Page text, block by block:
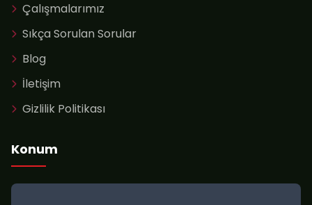
Çalışmalarımız
Sıkça Sorulan Sorular
Blog
İletişim
Gizlilik Politikası
Konum